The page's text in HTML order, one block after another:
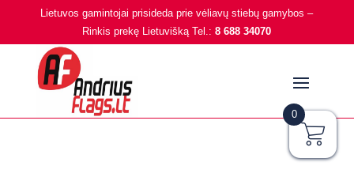
Lietuvos gamintojai prisideda prie vėliavų stiebų gamybos –
Rinkis prekę Lietuvišką Tel.:8 688 34070
0